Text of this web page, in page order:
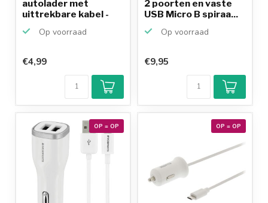
autolader met
uittrekbare kabel -
Op voorraad
€4,99
2 poorten en vaste
USB Micro B spiraa...
Op voorraad
€9,95
OP = OP OP = OP